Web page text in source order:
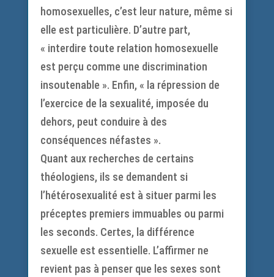
homosexuelles, c’est leur nature, même si
elle est particulière. D’autre part,
« interdire toute relation homosexuelle
est perçu comme une discrimination
insoutenable ». Enfin, « la répression de
l’exercice de la sexualité, imposée du
dehors, peut conduire à des
conséquences néfastes ».
Quant aux recherches de certains
théologiens, ils se demandent si
l’hétérosexualité est à situer parmi les
préceptes premiers immuables ou parmi
les seconds. Certes, la différence
sexuelle est essentielle. L’affirmer ne
revient pas à penser que les sexes sont